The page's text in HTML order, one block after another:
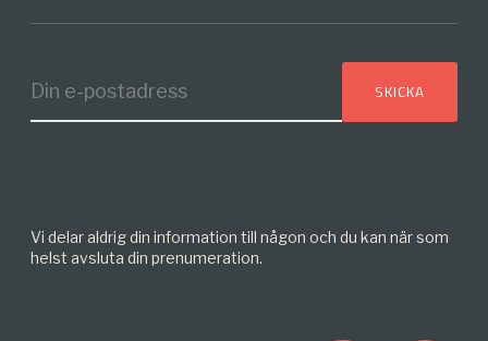
Vi delar aldrig din information till någon och du kan när som
helst avsluta din prenumeration.